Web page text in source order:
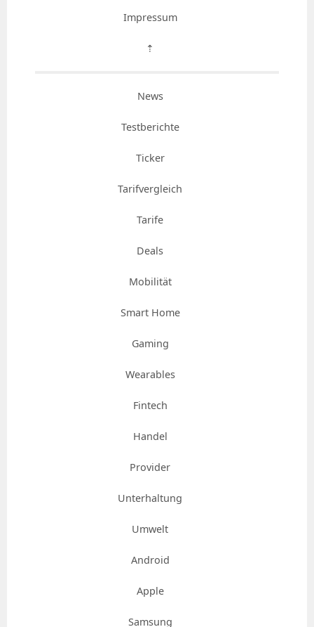
Impressum
⇡
News
Testberichte
Ticker
Tarifvergleich
Tarife
Deals
Mobilität
Smart Home
Gaming
Wearables
Fintech
Handel
Provider
Unterhaltung
Umwelt
Android
Apple
Samsung